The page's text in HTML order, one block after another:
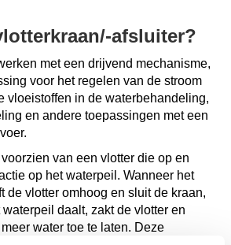
afsluiter?
met een drijvend mechanisme,
voor het regelen van de stroom
vloeistoffen in de waterbehandeling,
en andere toepassingen met een
van een vlotter die op en
op het waterpeil. Wanneer het
de vlotter omhoog en sluit de kraan,
daalt, zakt de vlotter en
water toe te laten. Deze